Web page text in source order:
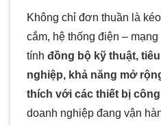
Không chỉ đơn thuần là
cắm, hệ thống điện –
tính đồng bộ kỹ thuật,
nghiệp, khả năng mở
thích với các thiết bị
doanh nghiệp đang vận